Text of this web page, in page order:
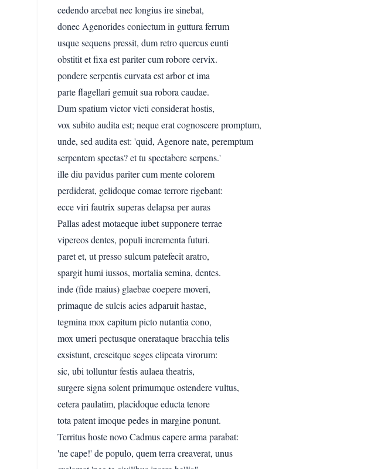
cedendo arcebat nec longius ire sinebat,
donec Agenorides coniectum in guttura ferrum
usque sequens pressit, dum retro quercus eunti
obstitit et fixa est pariter cum robore cervix.
pondere serpentis curvata est arbor et ima
parte flagellari gemuit sua robora caudae.
Dum spatium victor victi considerat hostis,
vox subito audita est; neque erat cognoscere promptum,
unde, sed audita est: 'quid, Agenore nate, peremptum
serpentem spectas? et tu spectabere serpens.'
ille diu pavidus pariter cum mente colorem
perdiderat, gelidoque comae terrore rigebant:
ecce viri fautrix superas delapsa per auras
Pallas adest motaeque iubet supponere terrae
vipereos dentes, populi incrementa futuri.
paret et, ut presso sulcum patefecit aratro,
spargit humi iussos, mortalia semina, dentes.
inde (fide maius) glaebae coepere moveri,
primaque de sulcis acies adparuit hastae,
tegmina mox capitum picto nutantia cono,
mox umeri pectusque onerataque bracchia telis
exsistunt, crescitque seges clipeata virorum:
sic, ubi tolluntur festis aulaea theatris,
surgere signa solent primumque ostendere vultus,
cetera paulatim, placidoque educta tenore
tota patent imoque pedes in margine ponunt.
Territus hoste novo Cadmus capere arma parabat:
'ne cape!' de populo, quem terra creaverat, unus